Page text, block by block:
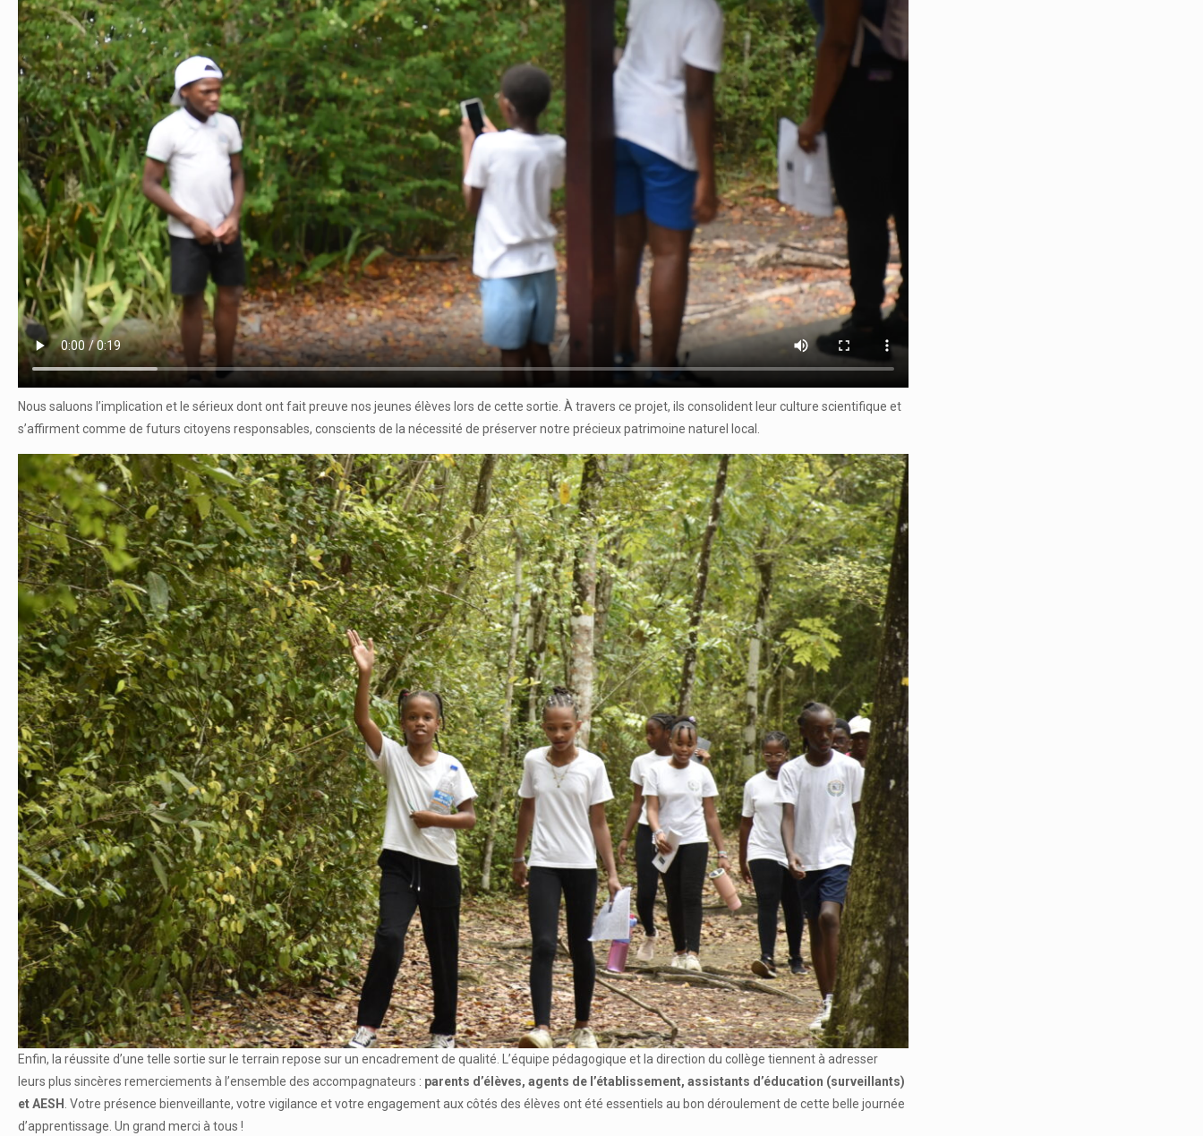
Nous saluons l’implication et le sérieux dont ont fait preuve nos jeunes élèves lors de cette sortie. À travers ce projet, ils consolident leur culture scientifique et
s’affirment comme de futurs citoyens responsables, conscients de la nécessité de préserver notre précieux patrimoine naturel local.
Enfin, la réussite d’une telle sortie sur le terrain repose sur un encadrement de qualité. L’équipe pédagogique et la direction du collège tiennent à adresser
leurs plus sincères remerciements à l’ensemble des accompagnateurs : parents d’élèves, agents de l’établissement, assistants d’éducation (surveillants)
et AESH . Votre présence bienveillante, votre vigilance et votre engagement aux côtés des élèves ont été essentiels au bon déroulement de cette belle journée
d’apprentissage. Un grand merci à tous !